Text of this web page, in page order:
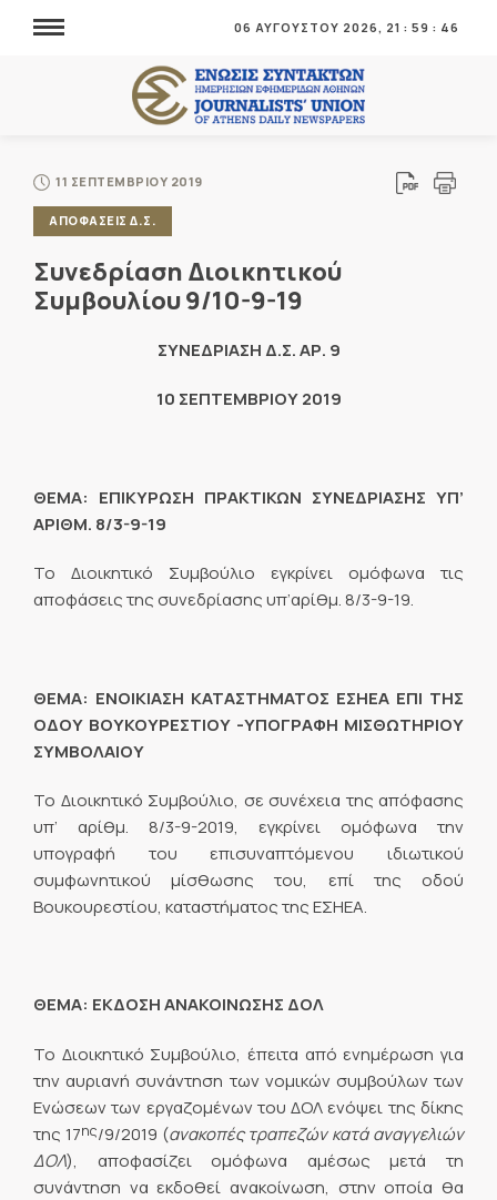
06 ΑΥΓΟΥΣΤΟΥ 2026, 21 : 59 : 47
11 ΣΕΠΤΕΜΒΡΙΟΥ 2019
ΑΠΟΦΑΣΕΙΣ Δ.Σ.
Συνεδρίαση Διοικητικού
Συμβουλίου 9/10-9-19
ΣΥΝΕΔΡΙΑΣΗ Δ.Σ. ΑΡ. 9
10 ΣΕΠΤΕΜΒΡΙΟΥ 2019
ΘΕΜΑ: ΕΠΙΚΥΡΩΣΗ ΠΡΑΚΤΙΚΩΝ ΣΥΝΕΔΡΙΑΣΗΣ ΥΠ’
ΑΡΙΘΜ. 8/3-9-19
Το Διοικητικό Συμβούλιο εγκρίνει ομόφωνα τις
αποφάσεις της συνεδρίασης υπ’αρίθμ. 8/3-9-19.
ΘΕΜΑ: ΕΝΟΙΚΙΑΣΗ ΚΑΤΑΣΤΗΜΑΤΟΣ ΕΣΗΕΑ ΕΠΙ ΤΗΣ
ΟΔΟΥ ΒΟΥΚΟΥΡΕΣΤΙΟΥ -ΥΠΟΓΡΑΦΗ ΜΙΣΘΩΤΗΡΙΟΥ
ΣΥΜΒΟΛΑΙΟΥ
Το Διοικητικό Συμβούλιο, σε συνέχεια της απόφασης
υπ’ αρίθμ. 8/3-9-2019, εγκρίνει ομόφωνα την
υπογραφή του επισυναπτόμενου ιδιωτικού
συμφωνητικού μίσθωσης του, επί της οδού
Βουκουρεστίου, καταστήματος της ΕΣΗΕΑ.
ΘΕΜΑ: ΕΚΔΟΣΗ ΑΝΑΚΟΙΝΩΣΗΣ ΔΟΛ
Το Διοικητικό Συμβούλιο, έπειτα από ενημέρωση για
την αυριανή συνάντηση των νομικών συμβούλων των
Ενώσεων των εργαζομένων του ΔΟΛ ενόψει της δίκης
της 17ης/9/2019 (ανακοπές τραπεζών κατά αναγγελιών
ΔΟΛ), αποφασίζει ομόφωνα αμέσως μετά τη
συνάντηση να εκδοθεί ανακοίνωση, στην οποία θα